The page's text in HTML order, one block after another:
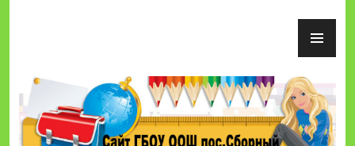
Сайт ГБОУ ООШ пос.Сборный